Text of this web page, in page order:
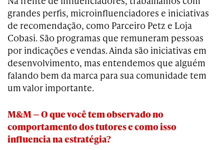
grandes perfis, microinfluenciadores e iniciativas
de recomendação, como Parceiro Petz e Loja
Cobasi. São programas que remuneram pessoas
por indicações e vendas. Ainda são iniciativas em
desenvolvimento, mas entendemos que alguém
falando bem da marca para sua comunidade tem
um valor importante.
M&M — O que você tem observado no
comportamento dos tutores e como isso
influencia na estratégia?